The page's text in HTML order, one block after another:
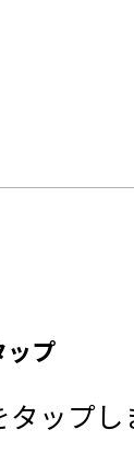
ップ
ップし